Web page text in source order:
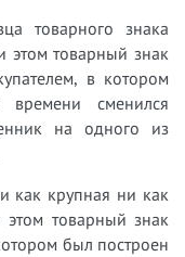
товарного знака
этом товарный знак
в котором
времени сменился
на одного из
как крупная ни как
этом товарный знак
был построен